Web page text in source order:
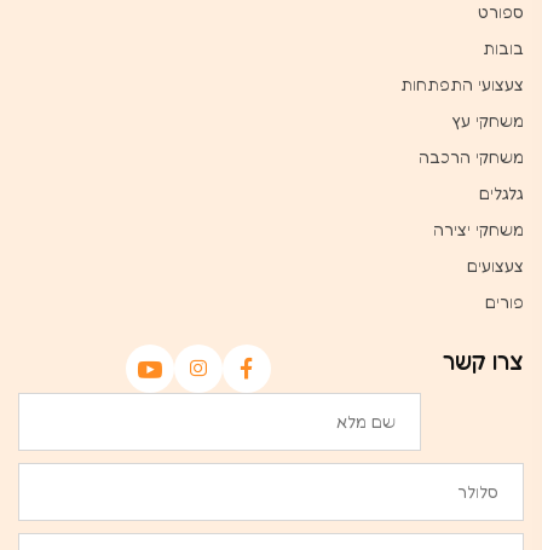
ספורט
בובות
צעצועי התפתחות
משחקי עץ
משחקי הרכבה
גלגלים
משחקי יצירה
צעצועים
פורים
צרו קשר